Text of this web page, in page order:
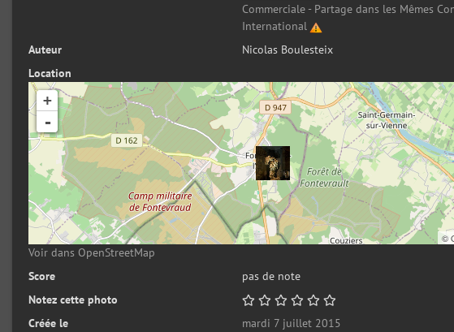
Commerciale - Partage dans les Mêmes
International
Auteur
Nicolas Boulesteix
Location
+
-
©
Voir dans OpenStreetMap
Score
pas de note
Notez cette photo
Créée le
mardi 7 juillet 2015